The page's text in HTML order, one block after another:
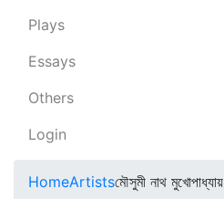
Plays
Essays
Others
Login
HomeArtistsমৌসুমী নাথ মুখোপাধ্যায়